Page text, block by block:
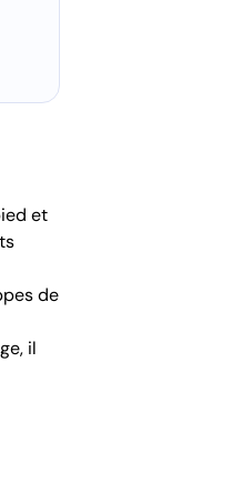
et
de
il